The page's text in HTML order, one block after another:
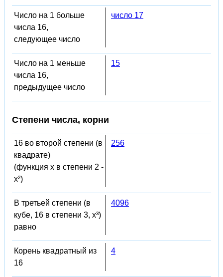
Число на 1 больше
числа 16,
следующее число
число 17
Число на 1 меньше
числа 16,
предыдущее число
15
Степени числа, корни
16 во второй степени (в
квадрате)
(функция x в степени 2 -
x²)
256
В третьей степени (в
кубе, 16 в степени 3, x³)
равно
4096
Корень квадратный из
16
4